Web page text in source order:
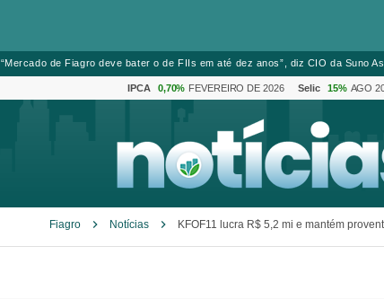
“Mercado de Fiagro deve bater o de FIIs em até dez anos”, diz CIO da Suno
IPCA 0,70% FEVEREIRO DE 2026 Selic 15% AGO
Fiagro Notícias KFOF11 lucra R$ 5,2 mi e mantém